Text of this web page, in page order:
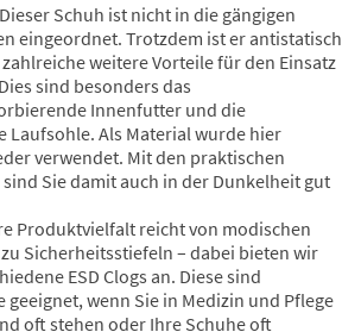
Schuh ist nicht in die gängigen
eingeordnet. Trotzdem ist er antistatisch
weitere Vorteile für den Einsatz
sind besonders das
Innenfutter und die
Laufsohle. Als Material wurde hier
verwendet. Mit den praktischen
Sie damit auch in der Dunkelheit gut
Produktvielfalt reicht von modischen
Sicherheitsstiefeln – dabei bieten wir
ESD Clogs an. Diese sind
geeignet, wenn Sie in Medizin und Pflege
oft stehen oder Ihre Schuhe oft